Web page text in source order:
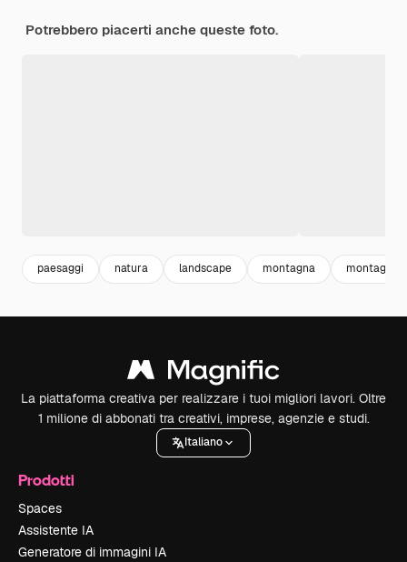
Potrebbero piacerti anche queste foto.
paesaggi natura landscape montagna montagna
La piattaforma creativa per realizzare i tuoi migliori lavori. Oltre
1 milione di abbonati tra creativi, imprese, agenzie e studi.
Italiano
Prodotti
Spaces
Assistente IA
Generatore di immagini IA